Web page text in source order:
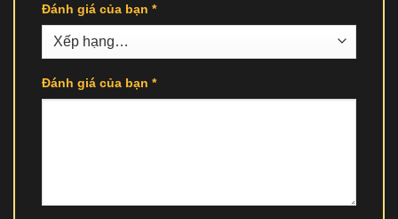
Đánh giá của bạn *
Đánh giá của bạn *